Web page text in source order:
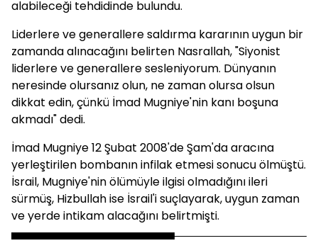
alabileceği tehdidinde bulundu.
Liderlere ve generallere saldırma kararının uygun bir
zamanda alınacağını belirten Nasrallah, "Siyonist
liderlere ve generallere sesleniyorum. Dünyanın
neresinde olursanız olun, ne zaman olursa olsun
dikkat edin, çünkü İmad Mugniye'nin kanı boşuna
akmadı" dedi.
İmad Mugniye 12 Şubat 2008'de Şam'da aracına
yerleştirilen bombanın infilak etmesi sonucu ölmüştü.
İsrail, Mugniye'nin ölümüyle ilgisi olmadığını ileri
sürmüş, Hizbullah ise İsrail'i suçlayarak, uygun zaman
ve yerde intikam alacağını belirtmişti.